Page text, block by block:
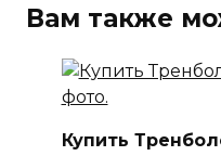
Вам также
Купить